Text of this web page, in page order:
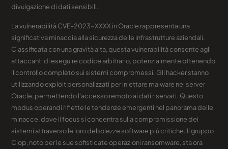
divulgazione di dati sensibili.
La vulnerabilità CVE-2023-XXXX in Oracle rappresenta una
significativa minaccia alla sicurezza delle infrastrutture aziendali.
Classificata con una gravità alta, questa vulnerabilità consente agli
attaccanti di eseguire codice arbitrario, potenzialmente ottenendo
il controllo completo sui sistemi compromessi. Gli hacker stanno
utilizzando exploit personalizzati per iniettare malware nei server
Oracle, permettendo l’accesso remoto ai dati riservati. Questo
modus operandi riflette le tendenze emergenti nel panorama delle
minacce, dove il focus si concentra sulla compromissione dei
sistemi attraverso le loro debolezze software più critiche. Il gruppo
Clop, noto per le sue sofisticate operazioni ransomware, sta ora